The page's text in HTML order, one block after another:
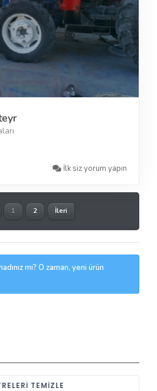
İlk siz yorum yapın
1 2 İleri
mı? O zaman, yeni ürün
TEMIZLE